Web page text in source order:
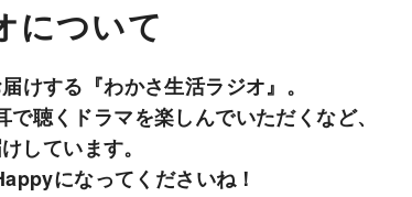
について
けする『わかさ生活ラジオ』。
聴くドラマを楽しんでいただくなど、
しています。
になってくださいね！